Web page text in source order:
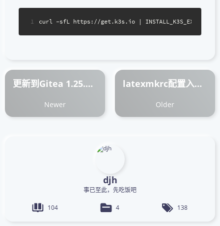
1 curl -sfL https://get.k3s.io | INSTALL_K3S_EXEC=
更新到Gitea 1.25.0后出现的几个问题的总结
Newer
latexmkrc配置入门指引：从一个简单的需求开始
Older
djh
事已至此，先吃饭吧
104 4 138